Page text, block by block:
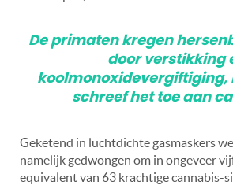
De primaten kregen
door verstikking
koolmonoxidevergiftiging,
schreef het toe aan
Geketend in luchtdichte gasmaskers
namelijk gedwongen om in ongeveer
equivalent van 63 krachtige cannabis-